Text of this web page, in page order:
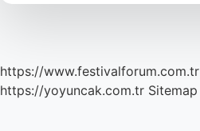
https://www.festivalforum.com.tr
https://yoyuncak.com.tr Sitemap